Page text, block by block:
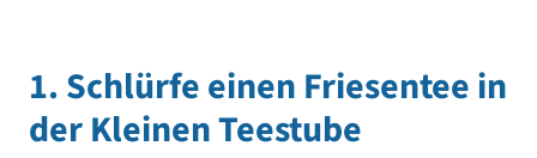
1. Schlürfe einen Friesentee in
der Kleinen Teestube